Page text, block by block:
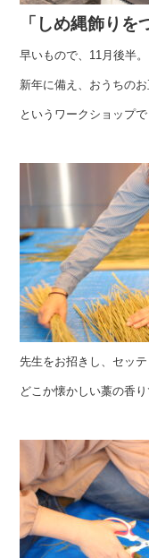
「しめ縄飾りを
早いもので、11月後半
新年に備え、おうちの
というワークショップで
先生をお招きし、セッテ
どこか懐かしい藁の香